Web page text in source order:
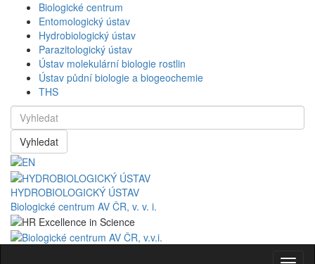
Biologické centrum
Entomologický ústav
Hydrobiologický ústav
Parazitologický ústav
Ústav molekulární biologie rostlin
Ústav půdní biologie a biogeochemie
THS
Vyhledat
HYDROBIOLOGICKÝ ÚSTAV
Biologické centrum AV ČR, v. v. i.